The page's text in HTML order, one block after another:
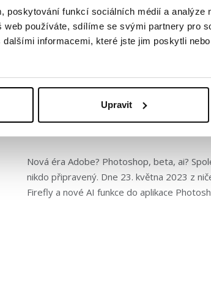
poskytování funkcí sociálních médií a
web používáte, sdílíme se svými partnery pro
informacemi, které jste jim poskytli
Upravit
AI Inside Out #10:
neboli vše, o čem jste kdy
Nová éra Adobe? Photoshop, beta, ai?
nikdo připravený. Dne 23. května 2023 z
Firefly a nové AI funkce do aplikace